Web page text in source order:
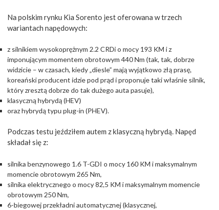
Na polskim rynku Kia Sorento jest oferowana w trzech
wariantach napędowych:
z silnikiem wysokoprężnym 2.2 CRDi o mocy 193 KM i z
imponującym momentem obrotowym 440 Nm (tak, tak, dobrze
widzicie – w czasach, kiedy „diesle” mają wyjątkowo złą prasę,
koreański producent idzie pod prąd i proponuje taki właśnie silnik,
który zresztą dobrze do tak dużego auta pasuje),
klasyczną hybrydą (HEV)
oraz hybrydą typu plug-in (PHEV).
Podczas testu jeździłem autem z klasyczną hybrydą. Napęd
składał się z:
silnika benzynowego 1.6 T-GDI o mocy 160 KM i maksymalnym
momencie obrotowym 265 Nm,
silnika elektrycznego o mocy 82,5 KM i maksymalnym momencie
obrotowym 250 Nm,
6-biegowej przekładni automatycznej (klasycznej,